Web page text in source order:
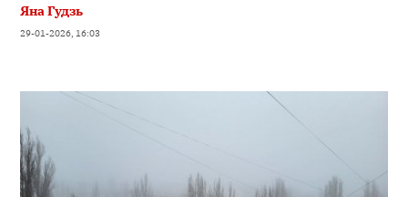
Яна Гудзь
29-01-2026, 16:03